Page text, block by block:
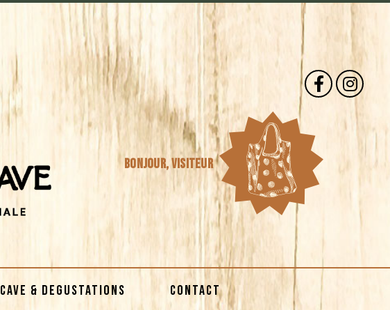
Bonjour,visiteur
CAVE & DEGUSTATIONS CONTACT